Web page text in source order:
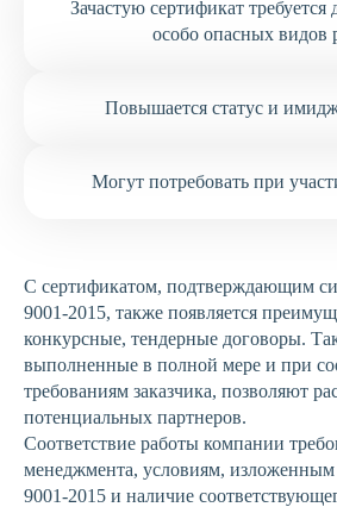
Зачастую сертификат
особо опасных видов
Повышается статус и
Могут потребовать при
С сертификатом, подтверждающим
9001-2015, также появляется
конкурсные, тендерные договоры.
выполненные в полной мере и при
требованиям заказчика, позволяют
потенциальных партнеров.
Соответствие работы компании
менеджмента, условиям,
9001-2015 и наличие